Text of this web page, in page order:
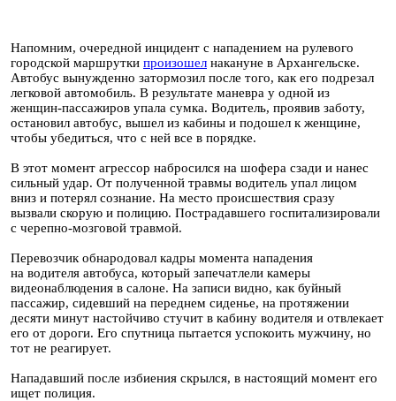
Напомним, очередной инцидент с нападением на рулевого
городской маршрутки произошел накануне в Архангельске.
Автобус вынужденно затормозил после того, как его подрезал
легковой автомобиль. В результате маневра у одной из
женщин-пассажиров упала сумка. Водитель, проявив заботу,
остановил автобус, вышел из кабины и подошел к женщине,
чтобы убедиться, что с ней все в порядке.
В этот момент агрессор набросился на шофера сзади и нанес
сильный удар. От полученной травмы водитель упал лицом
вниз и потерял сознание. На место происшествия сразу
вызвали скорую и полицию. Пострадавшего госпитализировали
с черепно-мозговой травмой.
Перевозчик обнародовал кадры момента нападения
на водителя автобуса, который запечатлели камеры
видеонаблюдения в салоне. На записи видно, как буйный
пассажир, сидевший на переднем сиденье, на протяжении
десяти минут настойчиво стучит в кабину водителя и отвлекает
его от дороги. Его спутница пытается успокоить мужчину, но
тот не реагирует.
Нападавший после избиения скрылся, в настоящий момент его
ищет полиция.